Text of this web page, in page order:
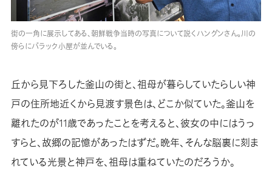
街の一角に展示してある、朝鮮戦争当時の写真について説くハングンさん。川の
傍らにバラック小屋が並んでいる。
丘から見下ろした釜山の街と、祖母が暮らしていたらしい神
戸の住所地近くから見渡す景色は、どこか似ていた。釜山を
離れたのが11歳であったことを考えると、彼女の中にはうっ
すらと、故郷の記憶があったはずだ。晩年、そんな脳裏に刻ま
れている光景と神戸を、祖母は重ねていたのだろうか。